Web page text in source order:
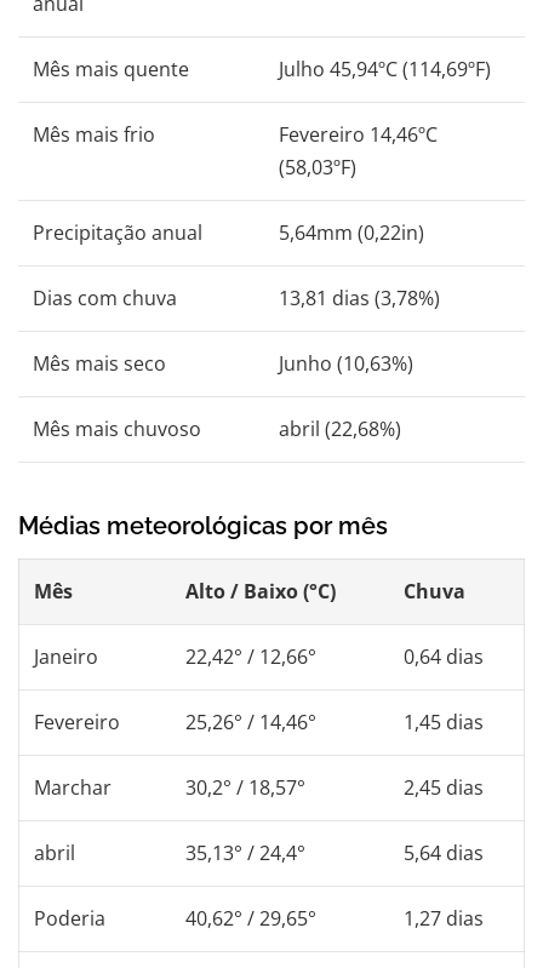
Mês mais quente Julho 45,94ºC (114,69ºF)
Mês mais frio
Fevereiro 14,46ºC
(58,03ºF)
Precipitação anual 5,64mm (0,22in)
Dias com chuva 13,81 dias (3,78%)
Mês mais seco Junho (10,63%)
Mês mais chuvoso abril (22,68%)
Médias meteorológicas por mês
Mês Alto / Baixo (°C) Chuva
Janeiro 22,42° / 12,66° 0,64 dias
Fevereiro 25,26° / 14,46° 1,45 dias
Marchar 30,2° / 18,57° 2,45 dias
abril 35,13° / 24,4° 5,64 dias
Poderia 40,62° / 29,65° 1,27 dias